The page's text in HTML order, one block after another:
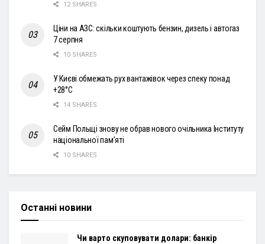
12 SHARES
Ціни на АЗС: скільки коштують бензин, дизель і автогаз
7 серпня
10 SHARES
У Києві обмежать рух вантажівок через спеку понад
+28°С
14 SHARES
Сейм Польщі знову не обрав нового очільника Інституту
національної пам’яті
10 SHARES
Останні новини
Чи варто скуповувати долари: банкір